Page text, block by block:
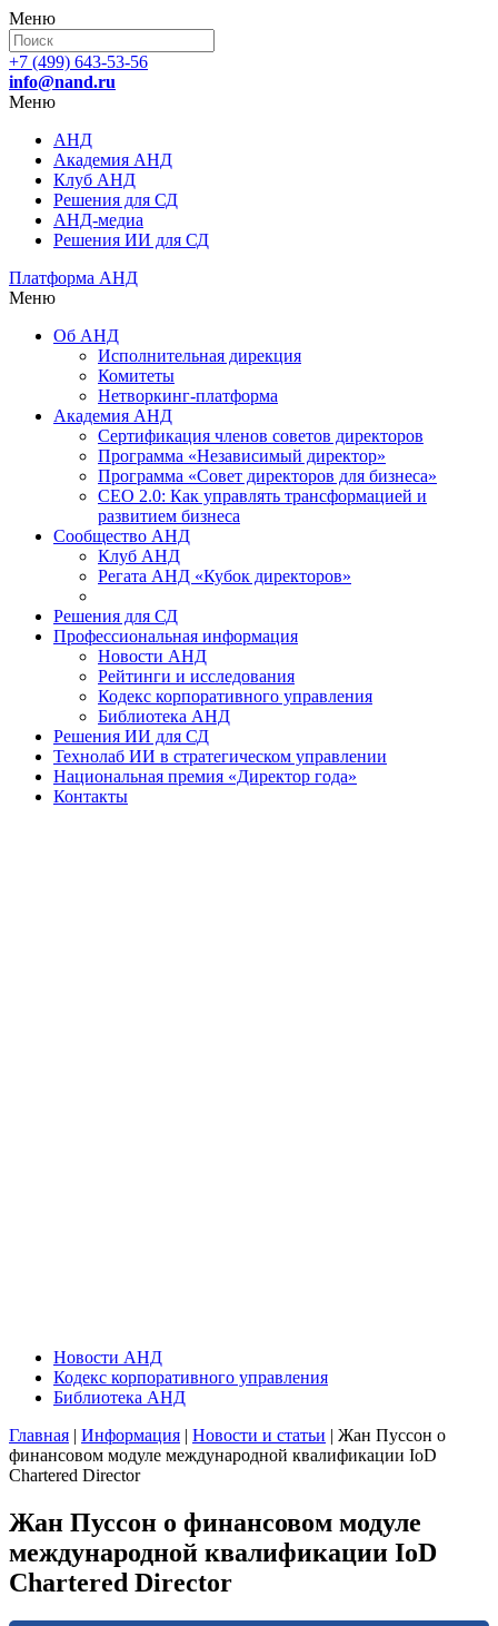
Меню
+7 (499) 643-53-56
info@nand.ru
Меню
АНД
Академия АНД
Клуб АНД
Решения для СД
АНД-медиа
Решения ИИ для СД
Платформа АНД
Меню
Об АНД
Исполнительная дирекция
Комитеты
Нетворкинг-платформа
Академия АНД
Сертификация членов советов директоров
Программа «Независимый директор»
Программа «Совет директоров для бизнеса»
СЕО 2.0: Как управлять трансформацией и
развитием бизнеса
Сообщество АНД
Клуб АНД
Регата АНД «Кубок директоров»
Решения для СД
Профессиональная информация
Новости АНД
Рейтинги и исследования
Кодекс корпоративного управления
Библиотека АНД
Решения ИИ для СД
Технолаб ИИ в стратегическом управлении
Национальная премия «Директор года»
Контакты
Новости АНД
Кодекс корпоративного управления
Библиотека АНД
Главная | Информация | Новости и статьи | Жан Пуссон о
финансовом модуле международной квалификации IoD
Chartered Director
Жан Пуссон о финансовом модуле
международной квалификации IoD
Chartered Director